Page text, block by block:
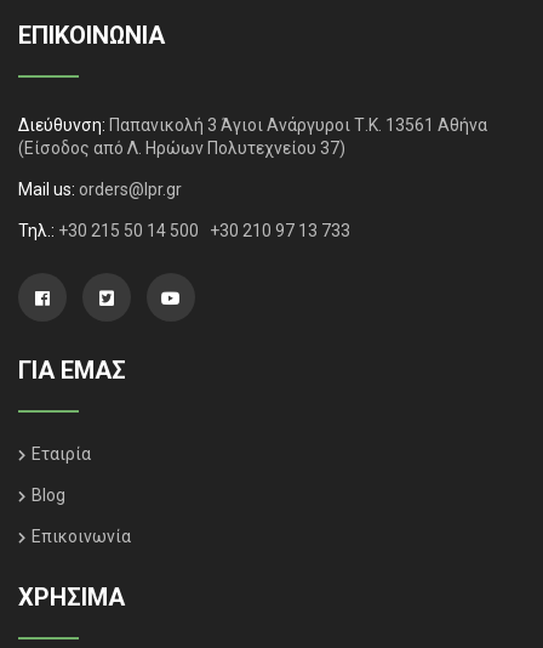
ΕΠΙΚΟΙΝΩΝΙΑ
Διεύθυνση: Παπανικολή 3 Άγιοι Ανάργυροι Τ.Κ. 13561 Αθήνα
(Είσοδος από Λ. Ηρώων Πολυτεχνείου 37)
Mail us: orders@lpr.gr
Τηλ.: +30 215 50 14 500 +30 210 97 13 733
ΓΙΑ ΕΜΑΣ
Εταιρία
Blog
Επικοινωνία
ΧΡΗΣΙΜΑ